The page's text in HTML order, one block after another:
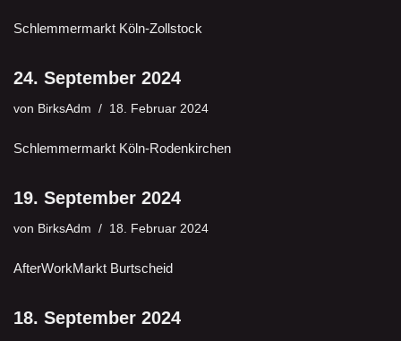
Schlemmermarkt Köln-Zollstock
24. September 2024
von BirksAdm 18. Februar 2024
Schlemmermarkt Köln-Rodenkirchen
19. September 2024
von BirksAdm 18. Februar 2024
AfterWorkMarkt Burtscheid
18. September 2024